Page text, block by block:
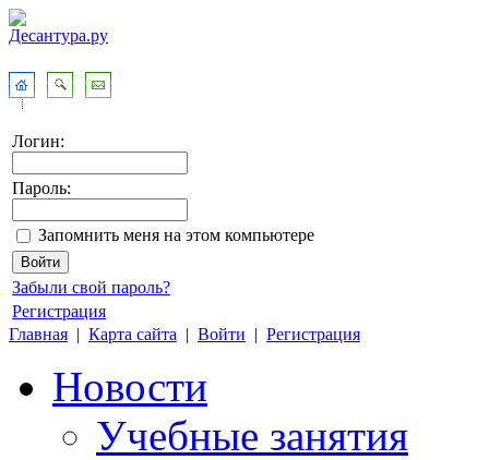
Логин:
Пароль:
Запомнить меня на этом компьютере
Забыли свой пароль?
Регистрация
Главная | Карта сайта | Войти | Регистрация
Новости
Учебные занятия